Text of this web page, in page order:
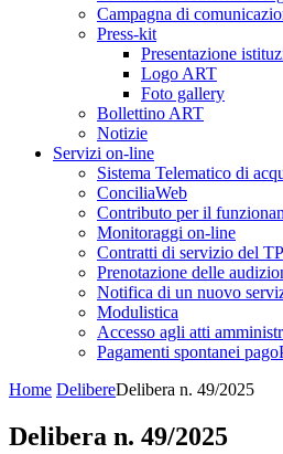
Campagna di
Press-kit
Presentazione
Logo ART
Foto gallery
Bollettino ART
Notizie
Servizi on-line
Sistema Telematico di
ConciliaWeb
Contributo per il
Monitoraggi on-line
Contratti di servizio del
Prenotazione delle
Notifica di un nuovo
Modulistica
Accesso agli atti
Pagamenti spontanei
Home DelibereDelibera n. 49/2025
Delibera n. 49/2025